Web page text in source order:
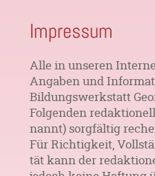
Impressum
Alle in unseren
Anga­ben und
Bildungs­werkstatt
Folgen­den
nannt) sorg­fältig
Für Richtig­keit,
tät kann der